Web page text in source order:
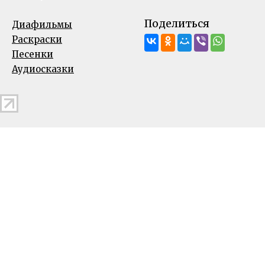
Диафильмы
Раскраски
Песенки
Аудиосказки
Поделиться